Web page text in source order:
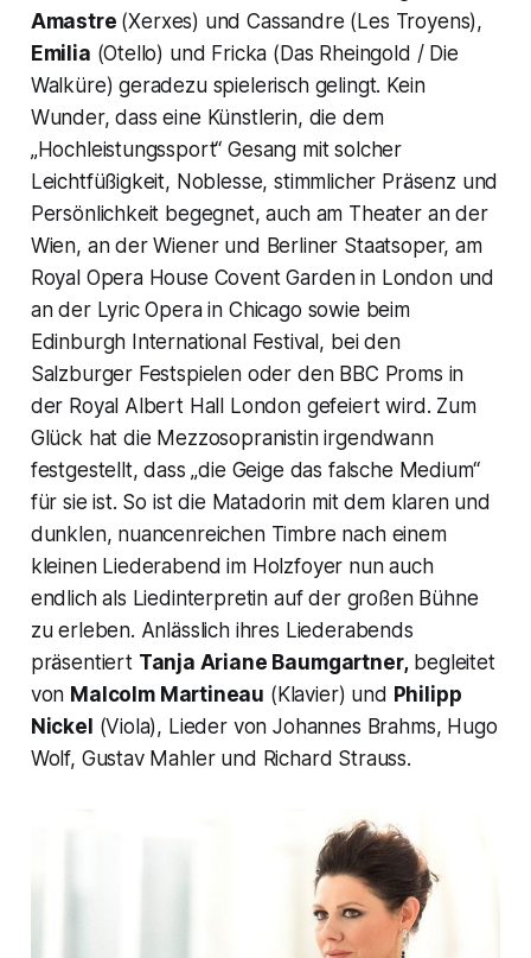
Amastre (Xerxes) und Cassandre (Les Troyens),
Emilia (Otello) und Fricka (Das Rheingold / Die
Walküre) geradezu spielerisch gelingt. Kein
Wunder, dass eine Künstlerin, die dem
„Hochleistungssport“ Gesang mit solcher
Leichtfüßigkeit, Noblesse, stimmlicher Präsenz und
Persönlichkeit begegnet, auch am Theater an der
Wien, an der Wiener und Berliner Staatsoper, am
Royal Opera House Covent Garden in London und
an der Lyric Opera in Chicago sowie beim
Edinburgh International Festival, bei den
Salzburger Festspielen oder den BBC Proms in
der Royal Albert Hall London gefeiert wird. Zum
Glück hat die Mezzosopranistin irgendwann
festgestellt, dass „die Geige das falsche Medium“
für sie ist. So ist die Matadorin mit dem klaren und
dunklen, nuancenreichen Timbre nach einem
kleinen Liederabend im Holzfoyer nun auch
endlich als Liedinterpretin auf der großen Bühne
zu erleben. Anlässlich ihres Liederabends
präsentiert Tanja Ariane Baumgartner,begleitet
von Malcolm Martineau (Klavier) und Philipp
Nickel (Viola), Lieder von Johannes Brahms, Hugo
Wolf, Gustav Mahler und Richard Strauss.